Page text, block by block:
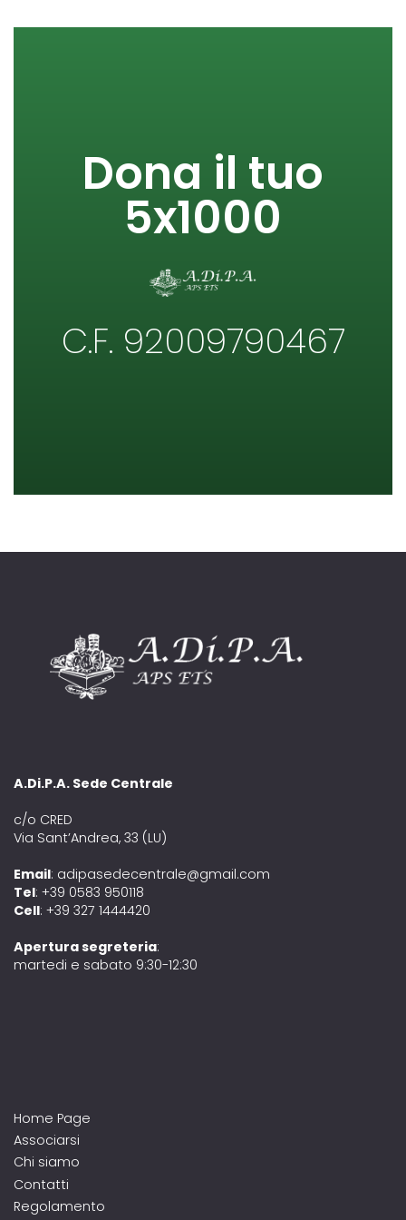
Dona il tuo
5x1000
C.F. 92009790467
A.Di.P.A. Sede Centrale
c/o CRED
Via Sant’Andrea, 33 (LU)
Email: adipasedecentrale@gmail.com
Tel: +39 0583 950118
Cell: +39 327 1444420
Apertura segreteria:
martedi e sabato 9:30-12:30
Home Page
Associarsi
Chi siamo
Contatti
Regolamento